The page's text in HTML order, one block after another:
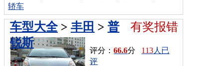
轿车
有奖报错
车型大全> 丰田 > 普
锐斯
评分：66.6分 113人已
评